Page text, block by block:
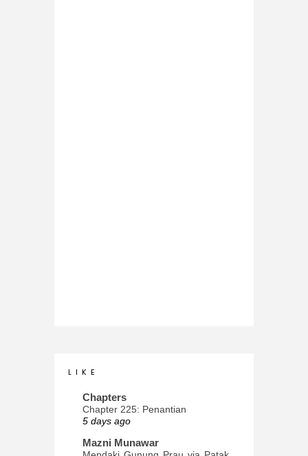
L I K E
Chapters
Chapter 225: Penantian
5 days ago
Mazni Munawar